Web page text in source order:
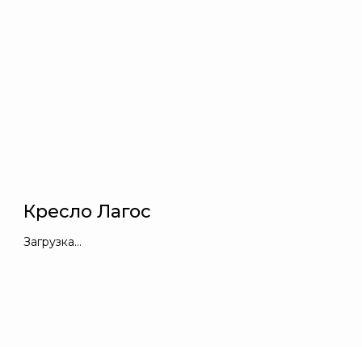
Загрузка…
Кресло Лагос